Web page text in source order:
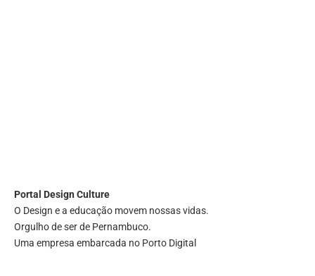
Portal Design Culture
O Design e a educação movem nossas vidas.
Orgulho de ser de Pernambuco.
Uma empresa embarcada no Porto Digital